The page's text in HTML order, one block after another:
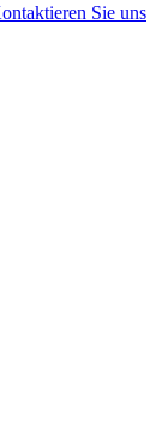
Sie uns